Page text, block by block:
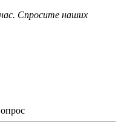
Спросите наших